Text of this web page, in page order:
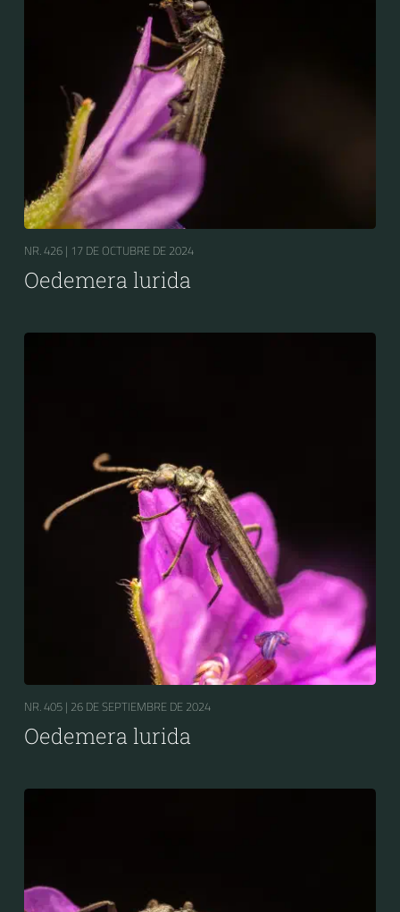
NR. 426 | 17 DE OCTUBRE DE 2024
Oedemera lurida
NR. 405 | 26 DE SEPTIEMBRE DE 2024
Oedemera lurida